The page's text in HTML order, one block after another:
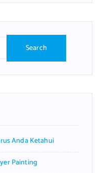
Anda Ketahui
Painting